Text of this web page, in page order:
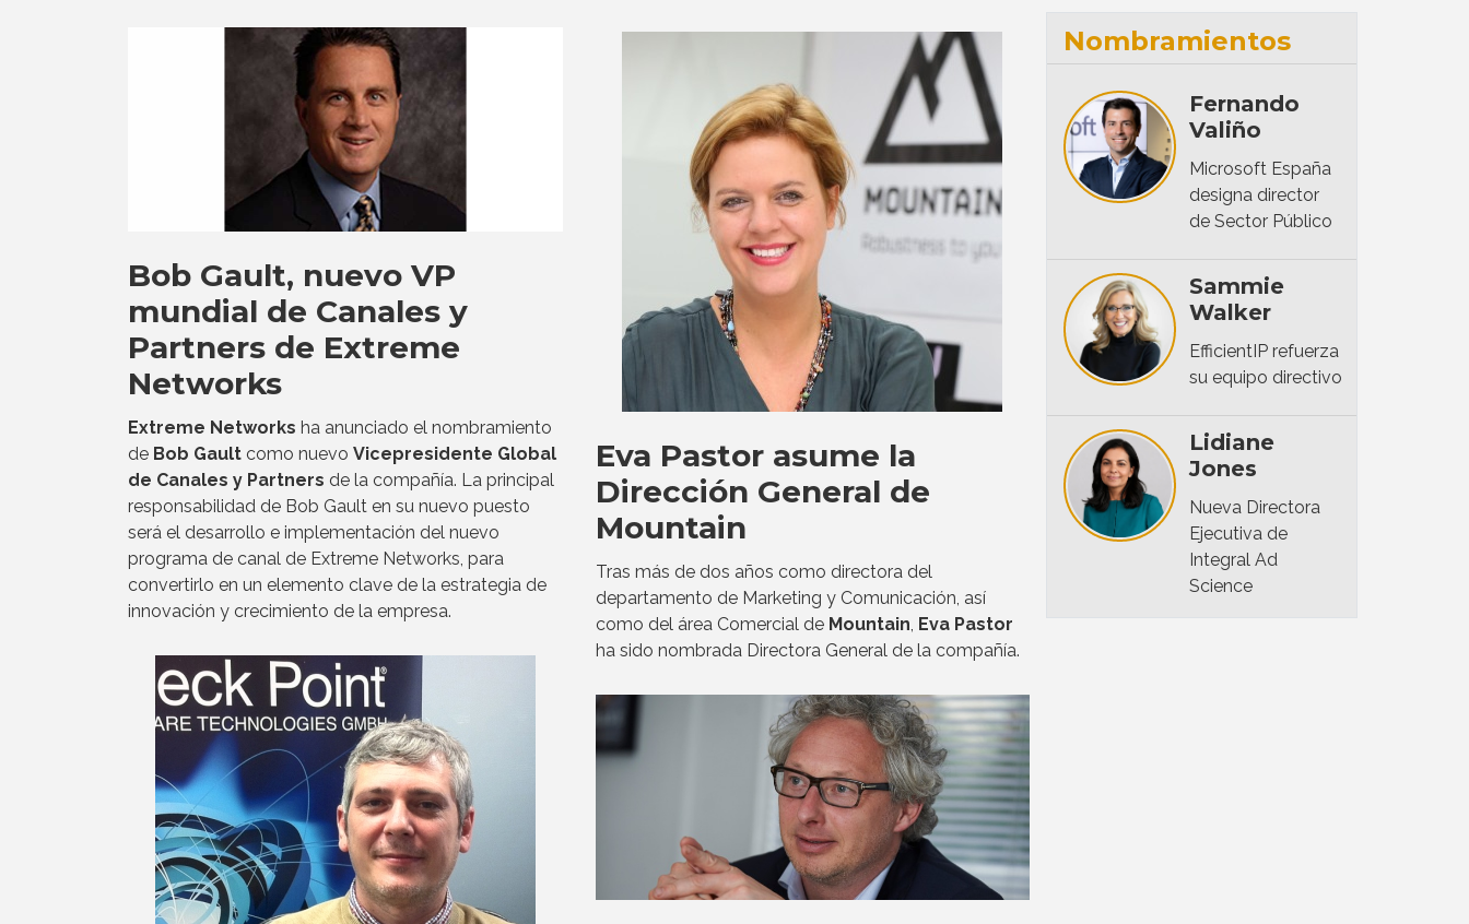
Bob Gault, nuevo VP
mundial de Canales y
Partners de Extreme
Networks
Extreme Networks ha anunciado el nombramiento
de Bob Gault como nuevo Vicepresidente Global
de Canales y Partners de la compañía. La principal
responsabilidad de Bob Gault en su nuevo puesto
será el desarrollo e implementación del nuevo
programa de canal de Extreme Networks, para
convertirlo en un elemento clave de la estrategia de
innovación y crecimiento de la empresa.
Eva Pastor asume la
Dirección General de
Mountain
Tras más de dos años como directora del
departamento de Marketing y Comunicación, así
como del área Comercial de Mountain, Eva Pastor
ha sido nombrada Directora General de la compañía.
Nombramientos
Fernando
Valiño
Microsoft España
designa director
de Sector Público
Sammie
Walker
EfficientIP refuerza
su equipo directivo
Lidiane
Jones
Nueva Directora
Ejecutiva de
Integral Ad
Science